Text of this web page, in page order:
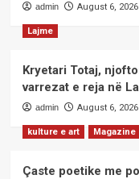
admin August 6, 2026
Lajme
Kryetari Totaj,
varrezat e reja në
admin August 6, 2026
kulture e art Magazine
Çaste poetike me